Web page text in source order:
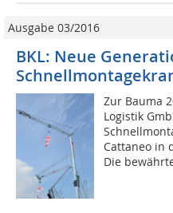
Ausgabe 03/2016
BKL: Neue
Zur Bauma
Logistik
Cattaneo in
Die